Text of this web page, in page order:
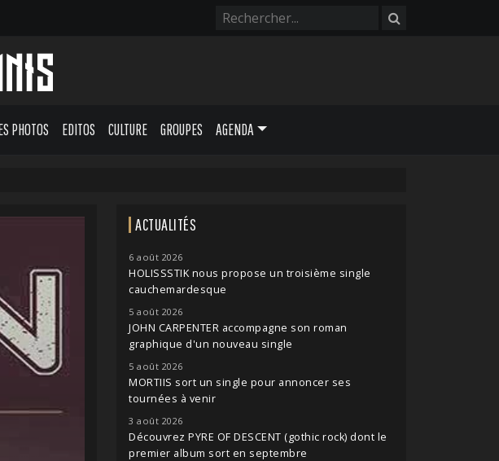
PHOTOS EDITOS CULTURE GROUPES AGENDA
ACTUALITÉS
6 août 2026
HOLISSSTIK nous propose un troisième single
cauchemardesque
5 août 2026
JOHN CARPENTER accompagne son roman
graphique d'un nouveau single
5 août 2026
MORTIIS sort un single pour annoncer ses
tournées à venir
3 août 2026
Découvrez PYRE OF DESCENT (gothic rock) dont le
premier album sort en septembre